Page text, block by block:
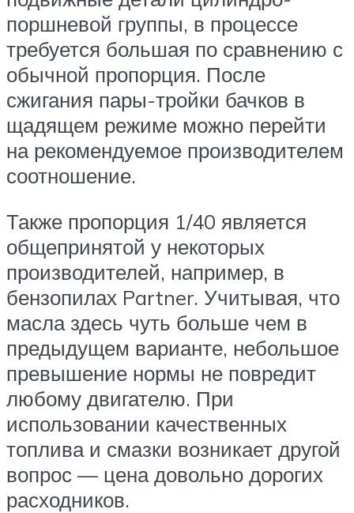
поршневой группы, в процессе
требуется большая по сравнению с
обычной пропорция. После
сжигания пары-тройки бачков в
щадящем режиме можно перейти
на рекомендуемое производителем
соотношение.
Также пропорция 1/40 является
общепринятой у некоторых
производителей, например, в
бензопилах Partner. Учитывая, что
масла здесь чуть больше чем в
предыдущем варианте, небольшое
превышение нормы не повредит
любому двигателю. При
использовании качественных
топлива и смазки возникает другой
вопрос — цена довольно дорогих
расходников.